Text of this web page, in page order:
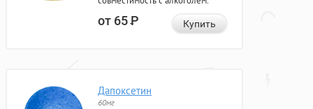
от 65Р Купить
Дапоксетин
60мг